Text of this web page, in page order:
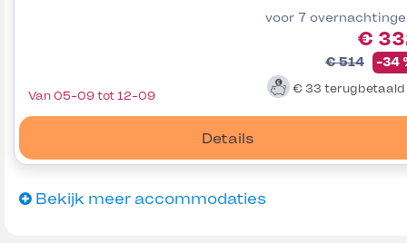
voor 7
€
€ 514 -34
€ 33 terugbetaald
Details
Van 05-09 tot 12-09
Bekijk meer accommodaties